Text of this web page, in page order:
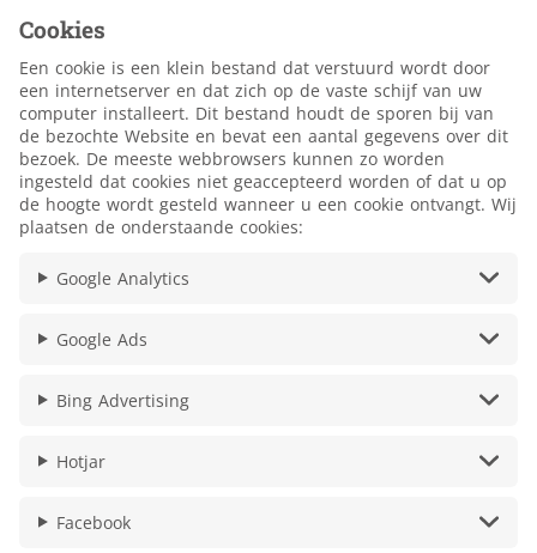
Cookies
Een cookie is een klein bestand dat verstuurd wordt door
een internetserver en dat zich op de vaste schijf van uw
computer installeert. Dit bestand houdt de sporen bij van
de bezochte Website en bevat een aantal gegevens over dit
bezoek. De meeste webbrowsers kunnen zo worden
ingesteld dat cookies niet geaccepteerd worden of dat u op
de hoogte wordt gesteld wanneer u een cookie ontvangt. Wij
plaatsen de onderstaande cookies:
Google Analytics
Google Ads
Bing Advertising
Hotjar
Facebook